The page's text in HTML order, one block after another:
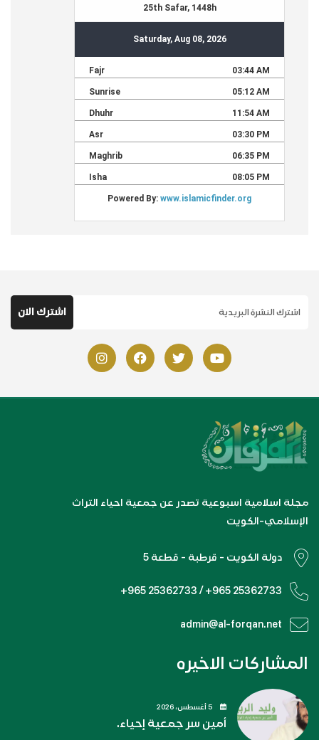
مجلة اسلامية اسبوعية تصدر عن جمعية احياء التراث
الإسلامي-الكويت
دولة الكويت - قرطبة - قطعة 5
+965 25362733 / +965 25362733
admin@al-forqan.net
المشاركات الاخيره
أمين سر جمعية إحياء.